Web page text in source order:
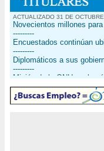
ACTUALIZADO 31 DE
Novecientos millones
---------
Encuestados continúan
---------
Diplomáticos a sus
---------
Misión de la ONU
---------
Alerta nacional no se ha
---------